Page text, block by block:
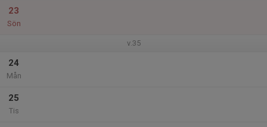
23
Sön
v.35
24
Mån
25
Tis